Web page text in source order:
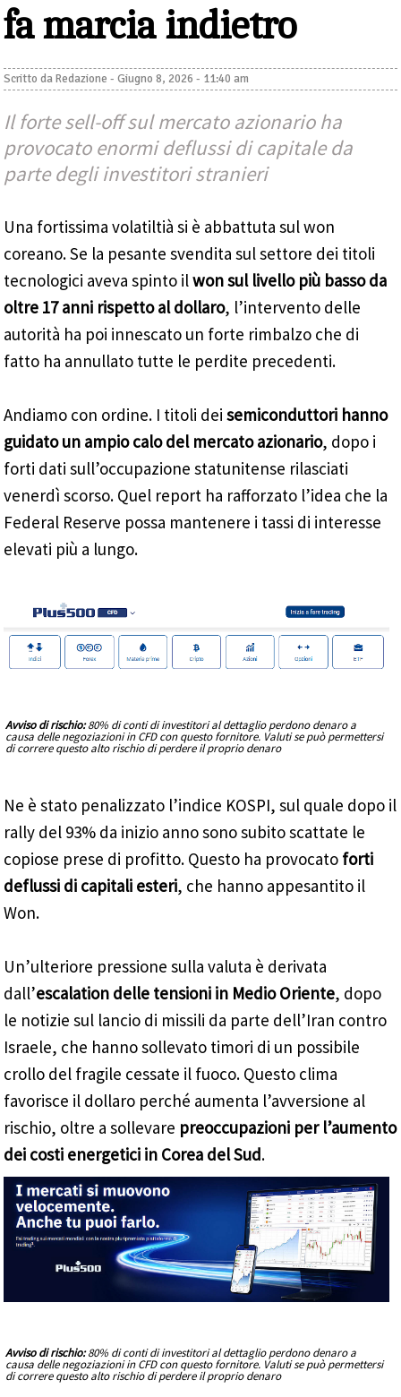
fa marcia indietro
Scritto daRedazione -Giugno 8, 2026 - 11:40 am
Il forte sell-off sul mercato azionario ha
provocato enormi deflussi di capitale da
parte degli investitori stranieri
Una fortissima volatiltià si è abbattuta sul won
coreano. Se la pesante svendita sul settore dei titoli
tecnologici aveva spinto ilwon sul livello più basso da
oltre 17 anni rispetto al dollaro, l’intervento delle
autorità ha poi innescato un forte rimbalzo che di
fatto ha annullato tutte le perdite precedenti.
Andiamo con ordine. I titoli deisemiconduttori hanno
guidato un ampio calo del mercato azionario, dopo i
forti dati sull’occupazione statunitense rilasciati
venerdì scorso. Quel report ha rafforzato l’idea che la
Federal Reserve possa mantenere i tassi di interesse
elevati più a lungo.
Avviso di rischio:80% di conti di investitori al dettaglio perdono denaro a
causa delle negoziazioni in CFD con questo fornitore. Valuti se può permettersi
di correre questo alto rischio di perdere il proprio denaro
Ne è stato penalizzato l’indice KOSPI, sul quale dopo il
rally del 93% da inizio anno sono subito scattate le
copiose prese di profitto. Questo ha provocato forti
deflussi di capitali esteri, che hanno appesantito il
Won.
Un’ulteriore pressione sulla valuta è derivata
dall’escalation delle tensioni in Medio Oriente, dopo
le notizie sul lancio di missili da parte dell’Iran contro
Israele, che hanno sollevato timori di un possibile
crollo del fragile cessate il fuoco. Questo clima
favorisce il dollaro perché aumenta l’avversione al
rischio, oltre a sollevare preoccupazioni per l’aumento
dei costi energetici in Corea del Sud.
Avviso di rischio:80% di conti di investitori al dettaglio perdono denaro a
causa delle negoziazioni in CFD con questo fornitore. Valuti se può permettersi
di correre questo alto rischio di perdere il proprio denaro